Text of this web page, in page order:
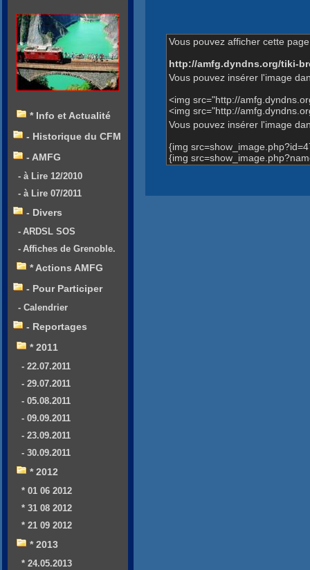
Vous pouvez afficher cette
http://amfg.dyndns.org/tiki-
Vous pouvez insérer l'image
<img src="http://
<img src="http://
Vous pouvez insérer l'image
{img
{img
* Info et Actualité
- Historique du CFM
- AMFG
- à Lire 12/2010
- à Lire 07/2011
- Divers
- ARDSL SOS
- Affiches de Grenoble.
* Actions AMFG
- Pour Participer
- Calendrier
- Reportages
* 2011
- 22.07.2011
- 29.07.2011
- 05.08.2011
- 09.09.2011
- 23.09.2011
- 30.09.2011
* 2012
* 01 06 2012
* 31 08 2012
* 21 09 2012
* 2013
* 24.05.2013